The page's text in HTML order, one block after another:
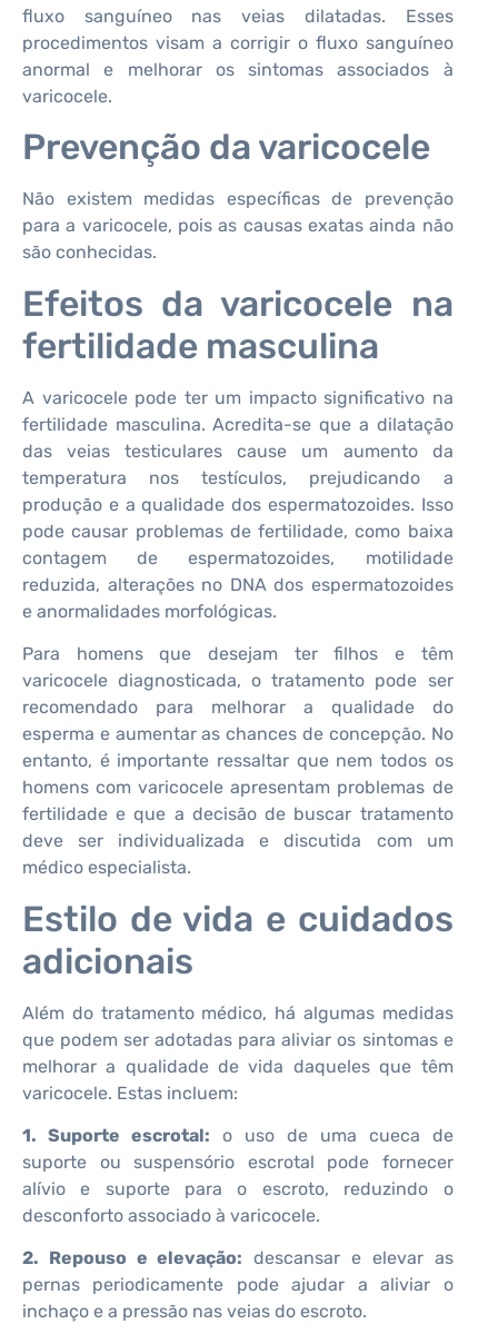
fluxo sanguíneo nas veias dilatadas. Esses
procedimentos visam a corrigir o fluxo sanguíneo
anormal e melhorar os sintomas associados à
varicocele.
Prevenção da varicocele
Não existem medidas específicas de prevenção
para a varicocele, pois as causas exatas ainda não
são conhecidas.
Efeitos da varicocele na
fertilidade masculina
A varicocele pode ter um impacto significativo na
fertilidade masculina. Acredita-se que a dilatação
das veias testiculares cause um aumento da
temperatura nos testículos, prejudicando a
produção e a qualidade dos espermatozoides. Isso
pode causar problemas de fertilidade, como baixa
contagem de espermatozoides, motilidade
reduzida, alterações no DNA dos espermatozoides
e anormalidades morfológicas.
Para homens que desejam ter filhos e têm
varicocele diagnosticada, o tratamento pode ser
recomendado para melhorar a qualidade do
esperma e aumentar as chances de concepção. No
entanto, é importante ressaltar que nem todos os
homens com varicocele apresentam problemas de
fertilidade e que a decisão de buscar tratamento
deve ser individualizada e discutida com um
médico especialista.
Estilo de vida e cuidados
adicionais
Além do tratamento médico, há algumas medidas
que podem ser adotadas para aliviar os sintomas e
melhorar a qualidade de vida daqueles que têm
varicocele. Estas incluem:
1. Suporte escrotal: o uso de uma cueca de
suporte ou suspensório escrotal pode fornecer
alívio e suporte para o escroto, reduzindo o
desconforto associado à varicocele.
2. Repouso e elevação: descansar e elevar as
pernas periodicamente pode ajudar a aliviar o
inchaço e a pressão nas veias do escroto.